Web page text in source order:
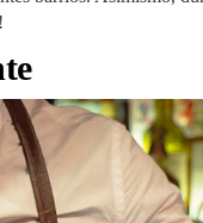
!